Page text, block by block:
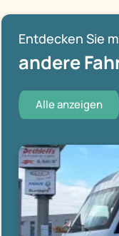
Entdecken Sie
andere
Alle anzeigen